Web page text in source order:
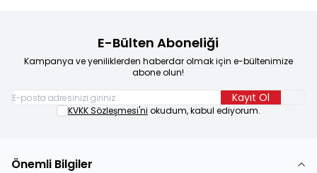
E-Bülten Aboneliği
Kampanya ve yeniliklerden haberdar olmak için e-bültenimize
abone olun!
Kayıt Ol
KVKK Sözleşmesi'ni okudum, kabul ediyorum.
Önemli Bilgiler